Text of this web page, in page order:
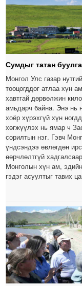
Сумдыг татан
Монгол Улс газар
тооцогддог атлаа хүн
хавтгай дөрвөлжин
амьдарч байна. Энэ нь
хоёр хүрэхгүй хүн
хөгжүүлэх нь ямар ч
сорилтын нэг. Гэвч
үндсэндээ өвлөгдөн
өөрчлөлтгүй
Монголын хүн ам,
гэдэг асуултыг тавих